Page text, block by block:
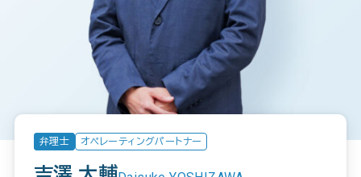
弁理士 オペレーティングパートナー